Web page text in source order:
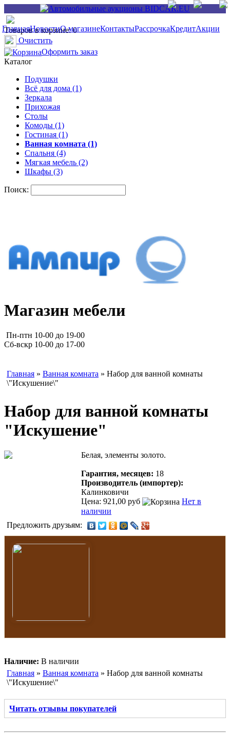
ГлавнаяНовостиО магазинеКонтактыРассрочкаКредитАкции
Товаров в корзине: 0
Очистить
Оформить заказ
Каталог
Подушки
Всё для дома (1)
Зеркала
Прихожая
Столы
Комоды (1)
Гостиная (1)
Ванная комната (1)
Спальня (4)
Мягкая мебель (2)
Шкафы (3)
Поиск:
Магазин мебели
Пн-птн 10-00 до 19-00
Сб-вскр 10-00 до 17-00
Главная » Ванная комната » Набор для ванной комнаты
\"Искушение\"
Набор для ванной комнаты
"Искушение"
Белая, элементы золото.
Гарантия, месяцев: 18
Производитель (импортер):
Калинковичи
Цена: 921,00 руб
Нет в
наличии
Предложить друзьям:
Наличие: В наличии
Главная » Ванная комната » Набор для ванной комнаты
\"Искушение\"
Читать отзывы покупателей